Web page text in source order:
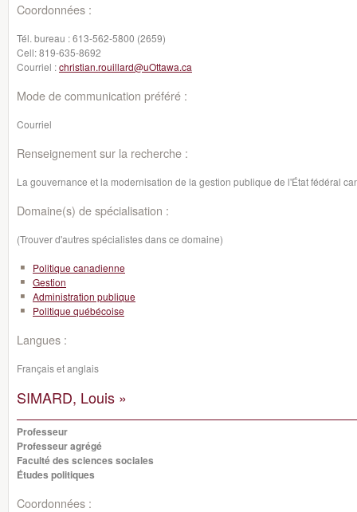
Coordonnées :
Tél. bureau :613-562-5800 (2659)
Cell:819-635-8692
Courriel :christian.rouillard@uOttawa.ca
Mode de communication préféré :
Courriel
Renseignement sur la recherche :
La gouvernance et la modernisation de la gestion publique de l'État fédéral
Domaine(s) de spécialisation :
(Trouver d'autres spécialistes dans ce domaine)
Politique canadienne
Gestion
Administration publique
Politique québécoise
Langues :
Français et anglais
SIMARD, Louis »
Professeur
Professeur agrégé
Faculté des sciences sociales
Études politiques
Coordonnées :